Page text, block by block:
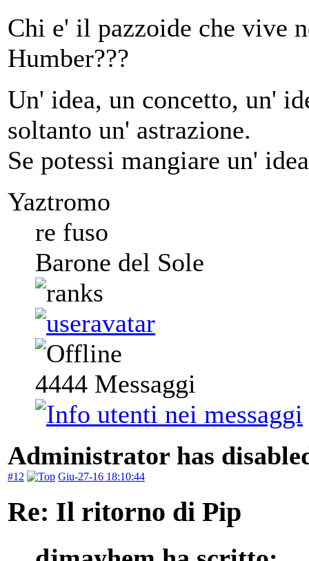
Chi e' il pazzoide che vive
Humber???
Un' idea, un concetto, un'
soltanto un' astrazione.
Se potessi mangiare un'
Yaztromo
re fuso
Barone del Sole
4444 Messaggi
Administrator has
#12 Giu-27-16 18:10:44
Re: Il ritorno di Pip